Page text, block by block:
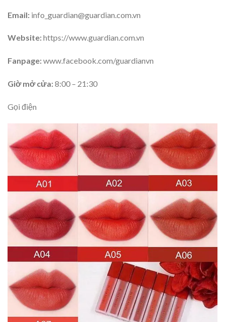
Email: info_guardian@guardian.com.vn
Website:https://www.guardian.com.vn
Fanpage:www.facebook.com/guardianvn
Giờ mở cửa:8:00 – 21:30
Gọi điện